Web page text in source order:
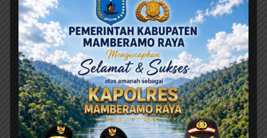
Agustus 10, 2026
Wagub Aryoko Perintahkan Optimalisasi Sumber
Pendapatan Daerah